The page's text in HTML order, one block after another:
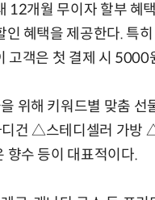
12개월 무이자 할부 혜
인 혜택을 제공한다. 특
고객은 첫 결제 시
위해 키워드별 맞춤
건 △스테디셀러 가방
수 등이 대표적이다.